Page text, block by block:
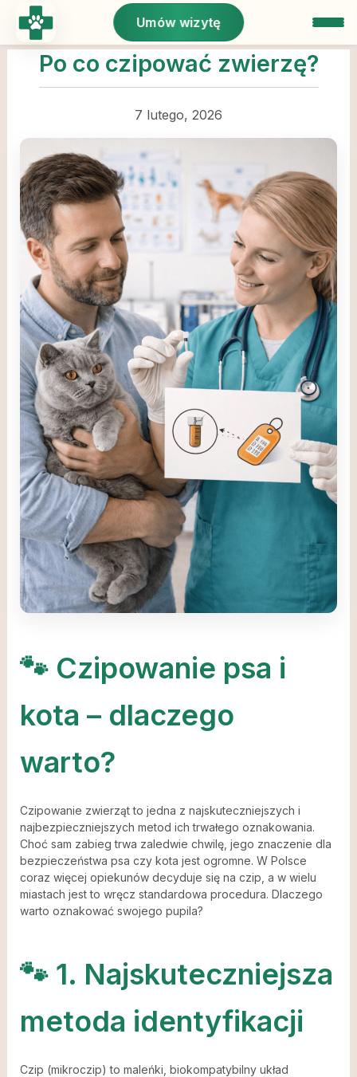
Przejdź
treści
Umów wizytę
Po co czipować zwierzę?
7 lutego, 2026
🐾 Czipowanie psa i
kota – dlaczego
warto?
Czipowanie zwierząt to jedna z najskuteczniejszych i
najbezpieczniejszych metod ich trwałego oznakowania.
Choć sam zabieg trwa zaledwie chwilę, jego znaczenie dla
bezpieczeństwa psa czy kota jest ogromne. W Polsce
coraz więcej opiekunów decyduje się na czip, a w wielu
miastach jest to wręcz standardowa procedura. Dlaczego
warto oznakować swojego pupila?
🐾 1. Najskuteczniejsza
metoda identyfikacji
Czip (mikroczip) to maleńki, biokompatybilny układ